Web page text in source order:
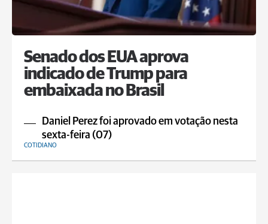
Senado dos EUA aprova
indicado de Trump para
embaixada no Brasil
Daniel Perez foi aprovado em votação nesta
sexta-feira (07)
COTIDIANO